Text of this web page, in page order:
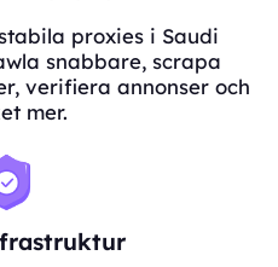
proxies i Saudi
snabbare, scrapa
verifiera annonser och
mer.